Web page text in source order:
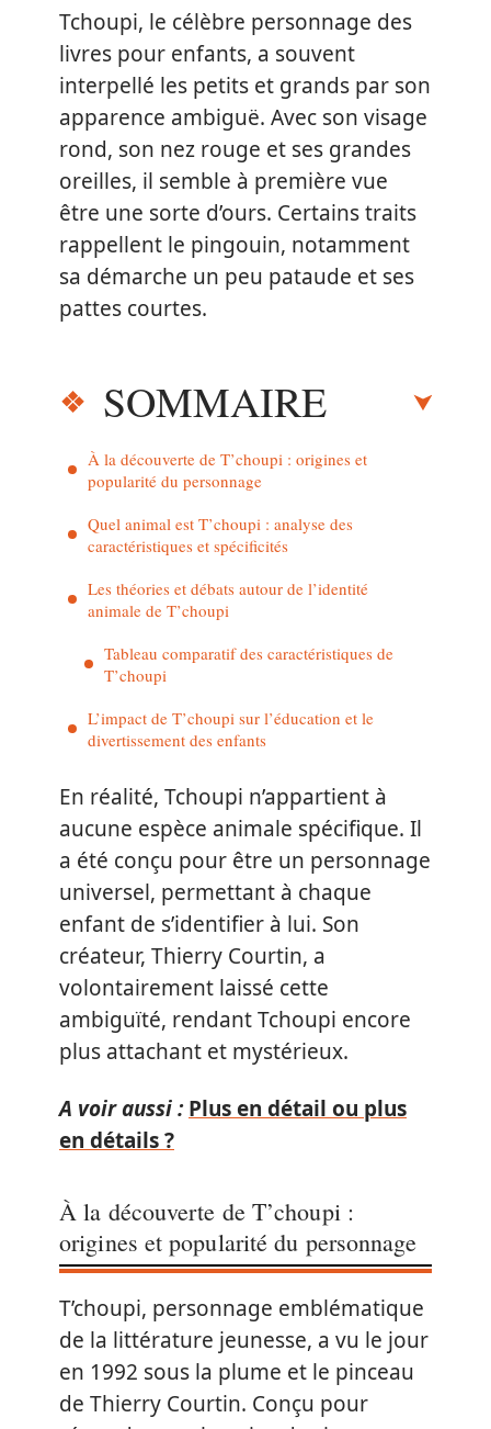
Tchoupi, le célèbre personnage des
livres pour enfants, a souvent
interpellé les petits et grands par son
apparence ambiguë. Avec son visage
rond, son nez rouge et ses grandes
oreilles, il semble à première vue
être une sorte d’ours. Certains traits
rappellent le pingouin, notamment
sa démarche un peu pataude et ses
pattes courtes.
SOMMAIRE
À la découverte de T’choupi : origines et
popularité du personnage
Quel animal est T’choupi : analyse des
caractéristiques et spécificités
Les théories et débats autour de l’identité
animale de T’choupi
Tableau comparatif des caractéristiques de
T’choupi
L’impact de T’choupi sur l’éducation et le
divertissement des enfants
En réalité, Tchoupi n’appartient à
aucune espèce animale spécifique. Il
a été conçu pour être un personnage
universel, permettant à chaque
enfant de s’identifier à lui. Son
créateur, Thierry Courtin, a
volontairement laissé cette
ambiguïté, rendant Tchoupi encore
plus attachant et mystérieux.
A voir aussi : Plus en détail ou plus
en détails ?
À la découverte de T’choupi :
origines et popularité du personnage
T’choupi, personnage emblématique
de la littérature jeunesse, a vu le jour
en 1992 sous la plume et le pinceau
de Thierry Courtin. Conçu pour